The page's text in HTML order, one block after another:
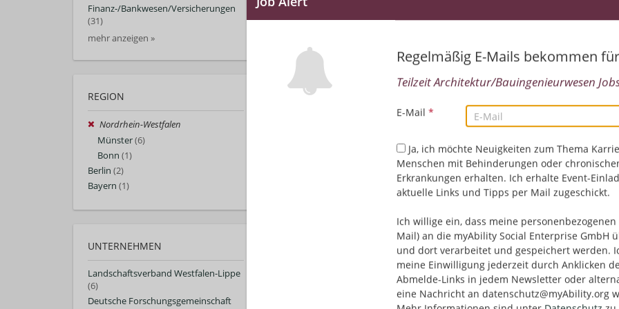
Finanz-/Bankwesen/Versicherungen
(31)
mehr anzeigen »
REGION
Nordrhein-Westfalen
Münster(6)
Bonn (1)
Berlin (2)
Bayern (1)
UNTERNEHMEN
Landschaftsverband Westfalen-Lippe
(6)
Deutsche Forschungsgemeinschaft
Regelmäßig E-Mails bekommen für
Teilzeit Architektur/Bauingenieurwesen
E-Mail *
Ja, ich möchte Neuigkeiten zum Thema
Menschen mit Behinderungen oder
Erkrankungen erhalten. Ich erhalte Event-
aktuelle Links und Tipps per Mail zugeschickt.
Ich willige ein, dass meine personenbezogenen
Mail) an die myAbility Social Enterprise GmbH
und dort verarbeitet und gespeichert werden.
meine Einwilligung jederzeit durch Anklicken
Abmelde-Links in jedem Newsletter oder
eine Nachricht an datenschutz@myAbility.org
Architektur/Bauingenieurwesen | Deutsch | Englisch
Sachbereichsleitung "Schule -
Landschaftsverband Westfalen-Lippe
Münster, Deutschland
Architektur/Bauingenieurwesen | Management/
Mitarbeiterführung | Projektmanagement
Studentische Hilfskraft -
03.08.2026,Landschaftsverband Westfalen-Lippe
Münster, Deutschland
Architektur/Bauingenieurwesen | Technik/